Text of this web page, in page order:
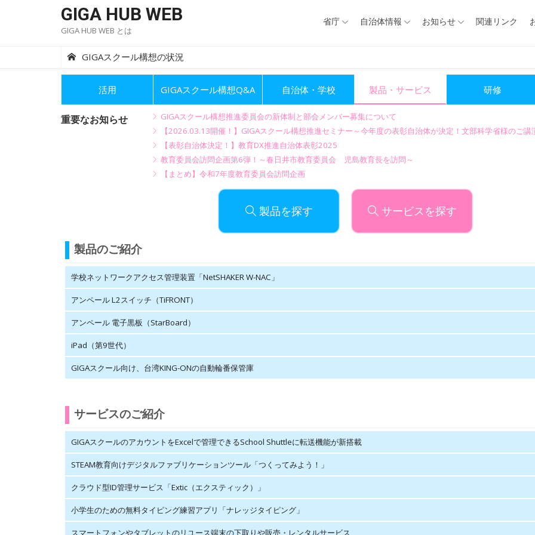
GIGA HUB WEB
GIGA HUB WEB とは
省庁 自治体情報 お知らせ 関連リンク
GIGAスクール構想の状況
活用 GIGAスクール構想Q&A 自治体・学校 製品・サービス 研修
重要なお知らせ
GIGAスクール構想推進委員会の新体制と部会メンバー募集について
【2026.03.13開催！】GIGAスクール構想推進セミナー～今年度の表彰自治体が決定！文部科学省様のご講
【表彰自治体決定！】教育DX推進自治体表彰2025
教育委員会訪問企画第6弾！～春日井市教育委員会 児島教育長を訪問～
【まとめ】令和7年度教育委員会訪問企画
製品を探す サービスを探す
製品のご紹介
学校ネットワークアクセス管理装置「NetSHAKER W-NAC」
アンペール L2スイッチ（TiFRONT）
アンペール 電子黒板（StarBoard）
iPad（第9世代）
GIGAスクール向け、台湾KING-ONの自動輪番保管庫
サービスのご紹介
GIGAスクールのアカウントをExcelで管理できるSchool Shuttleに転送機能が新搭載
STEAM教育向けデジタルファブリケーションツール「つくってみよう！」
クラウド型ID管理サービス「Extic（エクスティック）」
小学生のための無料タイピング練習アプリ「ナレッジタイピング」
スマートフォンやタブレットのリユース端末の下取りや販売・レンタルサービス